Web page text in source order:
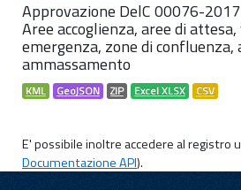
Approvazione DelC 00076-
Aree accoglienza, aree di
emergenza, zone di confluenza,
ammassamento
KML GeoJSON ZIP Excel XLSX CSV
E' possibile inoltre accedere al registro
Documentazione API).